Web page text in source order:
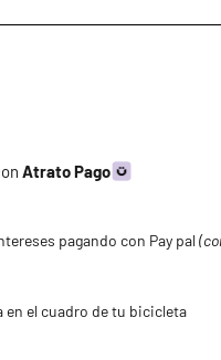
Atrato Pago
pagando con Pay pal
en el cuadro de tu bicicleta